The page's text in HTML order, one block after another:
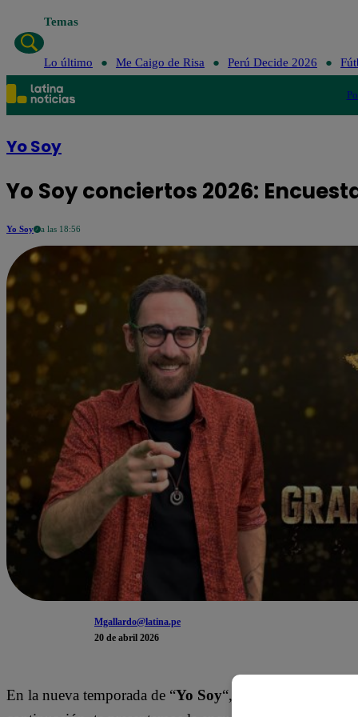
Temas
Lo último Me Caigo de Risa Perú Decide 2026
Yo Soy
Yo Soy conciertos 2026:
Yo Soy a las 18:56
Mgallardo@latina.pe
20 de abril 2026
En la nueva temporada de “Yo Soy“, ha llegado la hora